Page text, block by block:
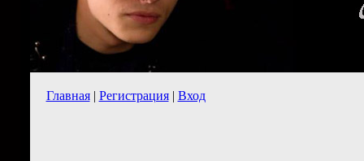
Главная| Регистрация| Вход